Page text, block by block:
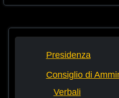
Presidenza
Consiglio di
Verbali